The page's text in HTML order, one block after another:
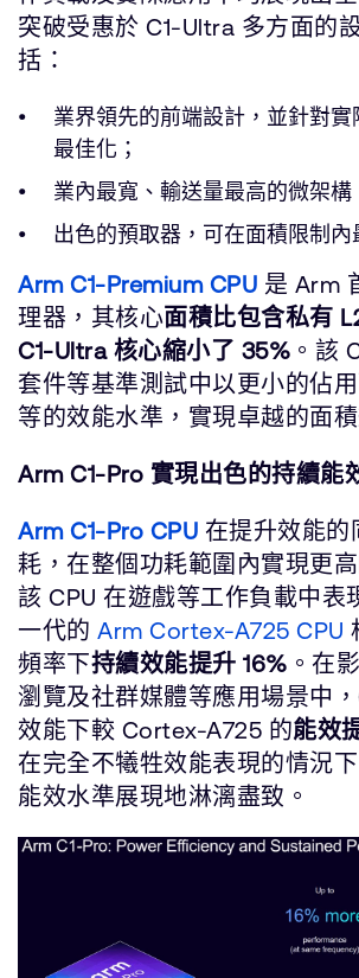
突破受惠於 C1-Ultra 多方面的
括：
業界領先的前端設計，並針對
最佳化；
業內最寬、輸送量最高的微架構
出色的預取器，可在面積限制內
Arm C1-Premium CPU 是 Arm
理器，其核心面積比包含私有
C1-Ultra 核心縮小了 35% 。該
套件等基準測試中以更小的佔
等的效能水準，實現卓越的面積
Arm C1-Pro 實現出色的持續能
Arm C1-Pro CPU 在提升效能的
耗，在整個功耗範圍內實現更
該 CPU 在遊戲等工作負載中表
一代的 Arm Cortex-A725 CPU
頻率下持續效能提升 16% 。在
瀏覽及社群媒體等應用場景中
效能下較 Cortex-A725 的能效
在完全不犧牲效能表現的情況
能效水準展現地淋漓盡致。